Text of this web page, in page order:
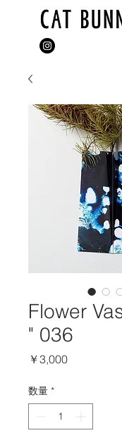
Flower
" 036
￥3,000価
数量 *